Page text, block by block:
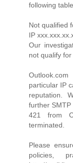
following
Not qualified
IP
Our
not qualify for
particular IP
reputation.
further
421 from
terminated.
Please
policies,